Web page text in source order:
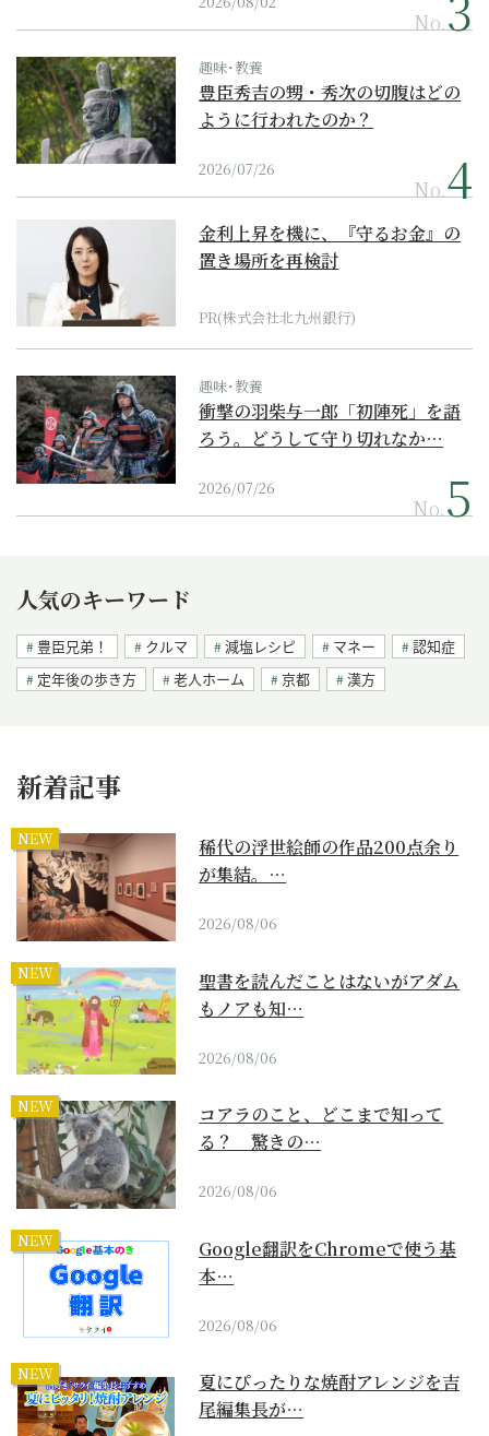
No.
趣味･教養
豊臣秀吉の甥・秀次の切腹はどの
ように行われたのか？
2026/07/26
No.
金利上昇を機に、『守るお金』の
置き場所を再検討
PR(株式会社北九州銀行)
趣味･教養
衝撃の羽柴与一郎「初陣死」を語
ろう。どうして守り切れなか…
2026/07/26
No.
人気のキーワード
豊臣兄弟！ クルマ 減塩レシピ マネー
認知症
定年後の歩き方
老人ホーム 京都 漢方
新着記事
NEW
稀代の浮世絵師の作品200点余り
が集結。…
2026/08/06
NEW
聖書を読んだことはないがアダム
もノアも知…
2026/08/06
NEW
コアラのこと、どこまで知って
る？ 驚きの…
2026/08/06
NEW
Google翻訳をChromeで使う基
本…
2026/08/06
NEW
夏にぴったりな焼酎アレンジを吉
尾編集長が…